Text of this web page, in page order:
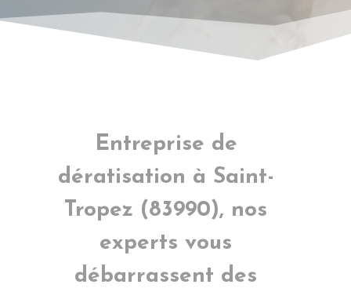
Entreprise de
dératisation à Saint-
Tropez (83990), nos
experts vous
débarrassent des